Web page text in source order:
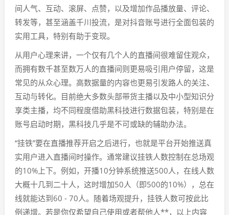
间人气、互动、滚屏、点赞，以及增加作品播放量、评论、
转发等，甚至涵盖千川投流，是对抖音账号进行全面包装的
实用工具，特别有助于变现。
从用户心理来讲，一个仅有几个人的直播间很难留住观众，
而拥有数千甚至数万人的直播间则更易吸引用户停留，这是
常见的从众心理。高数据量的内容也更易引发路人的关注、
互动与转化。目前绝大多数头部带货主播以及中小型知识分
享类主播，均不同程度借助黑科技进行数据包装，特别是在
账号启动时期，黑科技几乎是不可或缺的辅助办法。
“挂铁”要在直播推荐开启之后进行，也就是平台开始推送真
实用户进入直播间时操作。通常建议挂铁人数控制在总场观
的10%上下。例如，开播10分钟系统推送500人，在线人数
大概十几到二十人，这时增加50人（即500的10%），总在
线就能达到60 - 70人。随着场观提升，挂铁人数可按此比
例递增。若是你仅希望自己使用或者帮他人**，以上内容